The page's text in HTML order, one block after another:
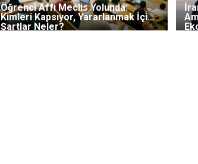
Öğrenci Affı Meclis Yolunda:
Kimleri Kapsıyor, Yararlanmak İçin
Şartlar Neler?